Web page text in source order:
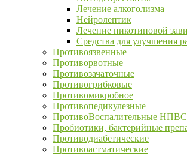
Лечение алкоголизма
Нейролептик
Лечение никотиновой
Средства для улучшения
Противоязвенные
Противорвотные
Противозачаточные
Противогрибковые
Противомикробное
Противопедикулезные
ПротивоВоспалительные НПВС
Пробиотики, бактерийные
Противодиабетические
Противоастматические